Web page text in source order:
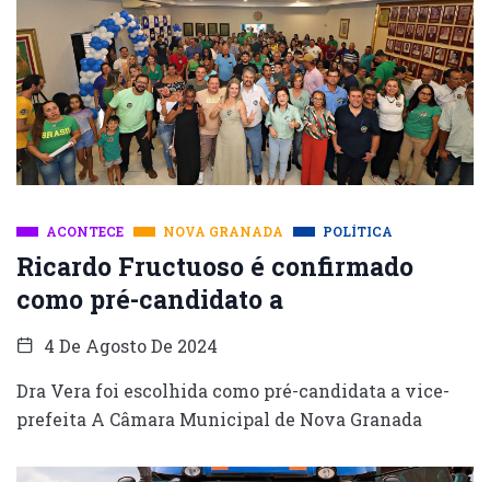
ACONTECE NOVA GRANADA POLÍTICA
Ricardo Fructuoso é confirmado
como pré-candidato a
4 De Agosto De 2024
Dra Vera foi escolhida como pré-candidata a vice-
prefeita A Câmara Municipal de Nova Granada